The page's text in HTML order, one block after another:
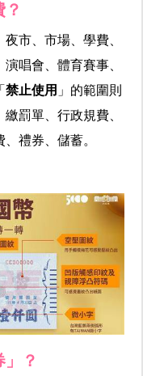
夜市、市場、學費、
唱會、體育賽事、
禁止使用 」的範圍則
罰單、行政規費、
禮券、儲蓄。
？